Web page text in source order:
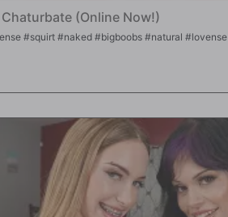
Chaturbate (Online Now!)
#lovense #squirt #naked #bigboobs #natural #lovense